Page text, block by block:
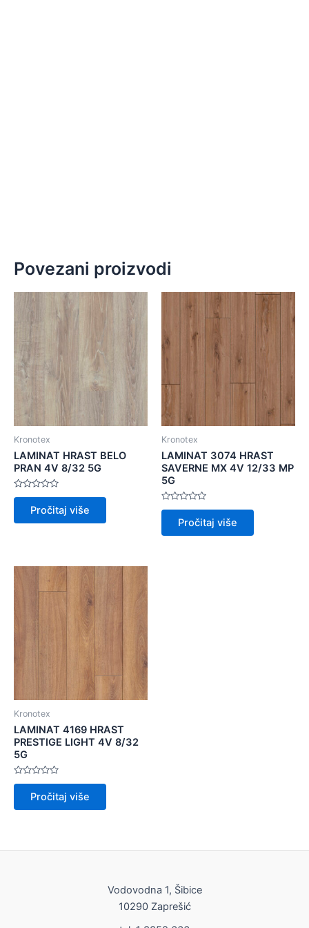
Povezani proizvodi
Kronotex
LAMINAT HRAST BELO
PRAN 4V 8/32 5G
Ocijenjeno
5
Pročitaj više
Kronotex
LAMINAT 3074 HRAST
SAVERNE MX 4V 12/33 MP
5G
Ocijenjeno
5
Pročitaj više
Kronotex
LAMINAT 4169 HRAST
PRESTIGE LIGHT 4V 8/32
5G
Ocijenjeno
5
Pročitaj više
Vodovodna 1, Šibice
10290 Zaprešić